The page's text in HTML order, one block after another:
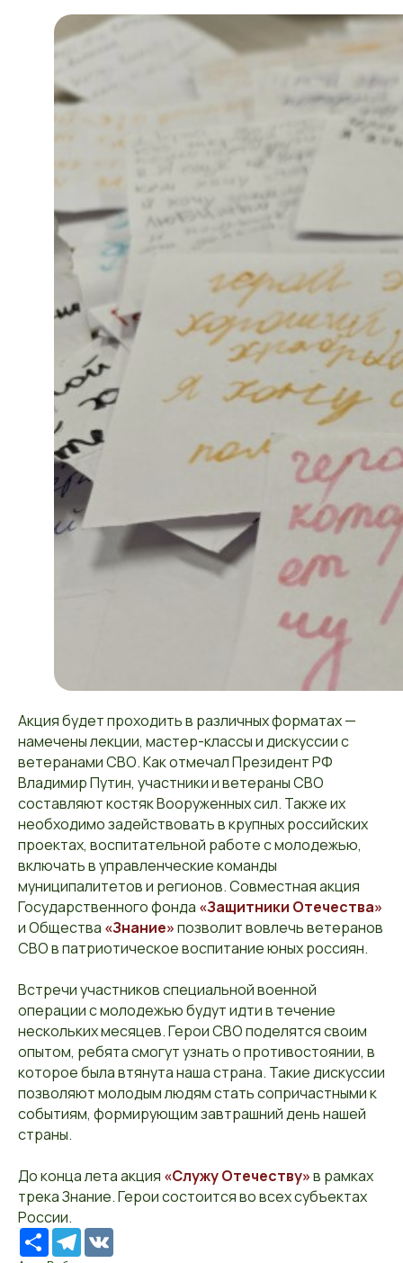
Акция будет проходить в различных форматах —
намечены лекции, мастер-классы и дискуссии с
ветеранами СВО. Как отмечал Президент РФ
Владимир Путин, участники и ветераны СВО
составляют костяк Вооруженных сил. Также их
необходимо задействовать в крупных российских
проектах, воспитательной работе с молодежью,
включать в управленческие команды
муниципалитетов и регионов. Совместная акция
Государственного фонда «Защитники Отечества»
и Общества «Знание»позволит вовлечь ветеранов
СВО в патриотическое воспитание юных россиян.
Встречи участников специальной военной
операции с молодежью будут идти в течение
нескольких месяцев. Герои СВО поделятся своим
опытом, ребята смогут узнать о противостоянии, в
которое была втянута наша страна. Такие дискуссии
позволяют молодым людям стать сопричастными к
событиям, формирующим завтрашний день нашей
страны.
До конца лета акция «Служу Отечеству»в рамках
трека Знание. Герои состоится во всех субъектах
России.
РесурсTelegram